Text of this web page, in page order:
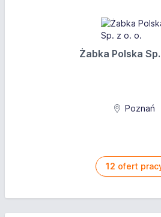
Żabka Polska
Poznań
12 ofert